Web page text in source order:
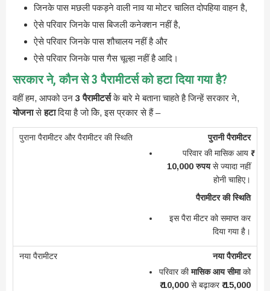
जिनके पास मछली पकड़ने वाली नाव या मोटर चालित दोपहिया वाहन है,
ऐसे परिवार जिनके पास बिजली कनेक्शन नहीं है,
ऐसे परिवार जिनके पास शौचालय नहीं है और
ऐसे परिवार जिनके पास गैस चूल्‍हा नहीं है आदि।
सरकार ने, कौन से 3 पैरामीटर्स को हटा दिया गया है?
वहीं हम, आपको उन 3 पैरामीटर्सके बारे मे बताना चाहते है जिन्हें सरकार ने,
योजनासेहटादिया है जो केि, इस प्रकार से हैं –
पुरानी पैरामीटर
परिवार की मासिक आय
10,000 रुपयसे ज्यादा नहीं
होनी चाहिए।
पैरामीटर की स्थिति
इस पैरा मीटर को समाप्त कर
दिया गया है।
नया पैरामीटर
परिवार कीमासिक आय सीमाको
₹ 10,000 से बढ़ाकर₹ 15,000